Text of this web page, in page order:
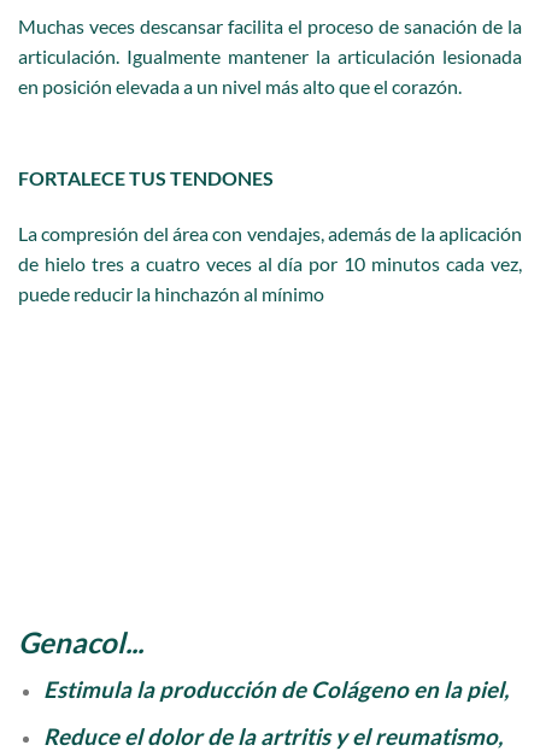
Muchas veces descansar facilita el proceso de sanación de la
articulación. Igualmente mantener la articulación lesionada
en posición elevada a un nivel más alto que el corazón.
FORTALECE TUS TENDONES
La compresión del área con vendajes, además de la aplicación
de hielo tres a cuatro veces al día por 10 minutos cada vez,
puede reducir la hinchazón al mínimo
Genacol...
Estimula la producción de Colágeno en la piel,
Reduce el dolor de la artritis y el reumatismo,